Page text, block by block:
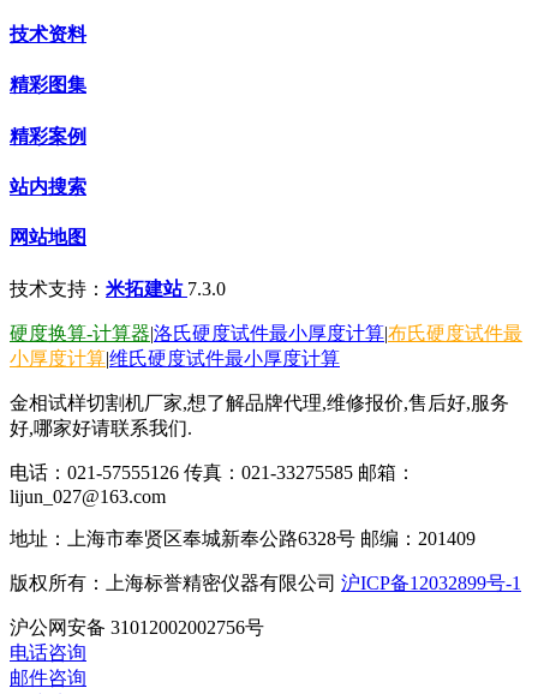
技术资料
精彩图集
精彩案例
站内搜索
网站地图
技术支持： 米拓建站 7.3.0
硬度换算-计算器|洛氏硬度试件最小厚度计算|布氏硬度试件最
小厚度计算|维氏硬度试件最小厚度计算
金相试样切割机厂家,想了解品牌代理,维修报价,售后好,服务
好,哪家好请联系我们.
电话：021-57555126 传真：021-33275585 邮箱：
lijun_027@163.com
地址：上海市奉贤区奉城新奉公路6328号 邮编：201409
版权所有：上海标誉精密仪器有限公司 沪ICP备12032899号-1
沪公网安备 31012002002756号
电话咨询
邮件咨询